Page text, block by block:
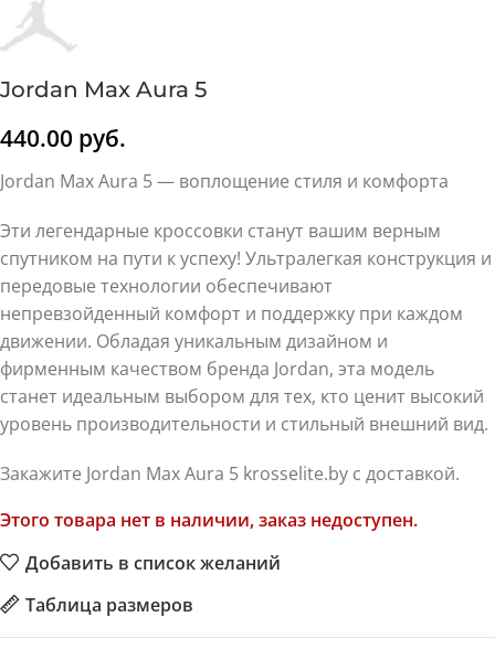
Jordan Max Aura 5
440.00 руб.
Jordan Max Aura 5 — воплощение стиля и комфорта
Эти легендарные кроссовки станут вашим верным
спутником на пути к успеху! Ультралегкая конструкция и
передовые технологии обеспечивают
непревзойденный комфорт и поддержку при каждом
движении. Обладая уникальным дизайном и
фирменным качеством бренда Jordan, эта модель
станет идеальным выбором для тех, кто ценит высокий
уровень производительности и стильный внешний вид.
Закажите Jordan Max Aura 5 krosselite.by с доставкой.
Этого товара нет в наличии, заказ недоступен.
Добавить в список желаний
Таблица размеров